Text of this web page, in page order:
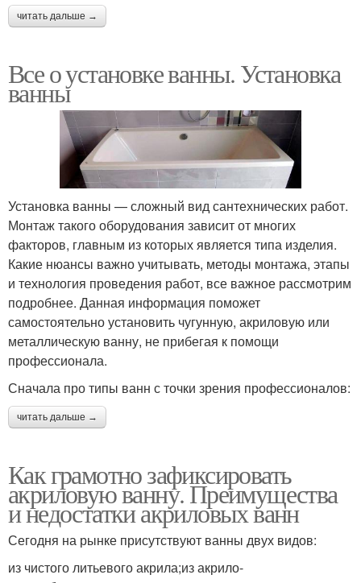
читать дальше →
Все о установке ванны. Установка
ванны
Установка ванны — сложный вид сантехнических работ.
Монтаж такого оборудования зависит от многих
факторов, главным из которых является типа изделия.
Какие нюансы важно учитывать, методы монтажа, этапы
и технология проведения работ, все важное рассмотрим
подробнее. Данная информация поможет
самостоятельно установить чугунную, акриловую или
металлическую ванну, не прибегая к помощи
профессионала.
Сначала про типы ванн с точки зрения профессионалов:
читать дальше →
Как грамотно зафиксировать
акриловую ванну. Преимущества
и недостатки акриловых ванн
Сегодня на рынке присутствуют ванны двух видов:
из чистого литьевого акрила;из акрило-